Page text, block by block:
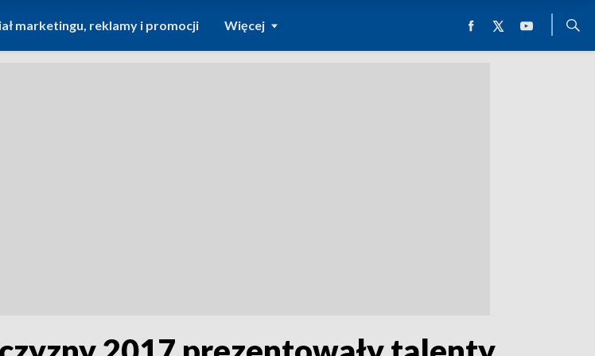
marketingu, reklamy i promocji Więcej